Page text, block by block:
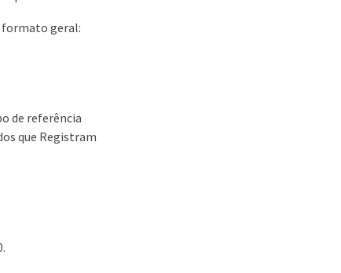
formato geral:
de referência
que Registram